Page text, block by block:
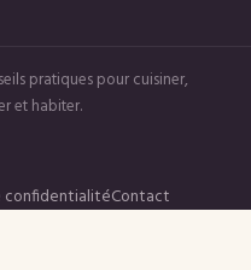
pratiques pour cuisiner,
et habiter.
confidentialitéContact